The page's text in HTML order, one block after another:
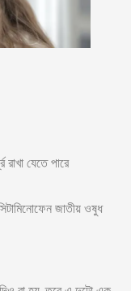
রাখা যেতে পারে
জাতীয় ওষুধ